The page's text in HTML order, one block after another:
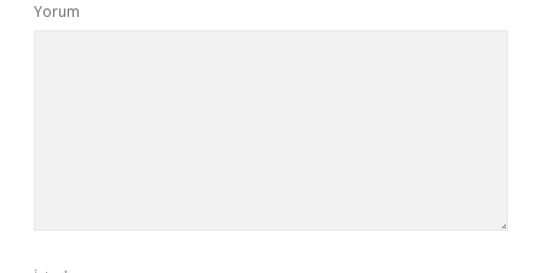
Yorum